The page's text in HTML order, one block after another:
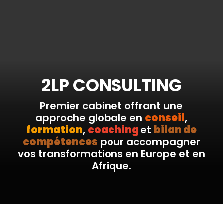
2LP CONSULTING
Premier cabinet offrant une
approche globale en conseil,
formation, coachinget bilan de
compétences pour accompagner
vos transformations en Europe et en
Afrique.